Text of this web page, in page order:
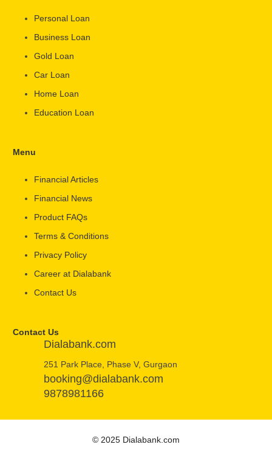
Personal Loan
Business Loan
Gold Loan
Car Loan
Home Loan
Education Loan
Menu
Financial Articles
Financial News
Product FAQs
Terms & Conditions
Privacy Policy
Career at Dialabank
Contact Us
Contact Us
Dialabank.com
251 Park Place, Phase V, Gurgaon
booking@dialabank.com
9878981166
© 2025 Dialabank.com